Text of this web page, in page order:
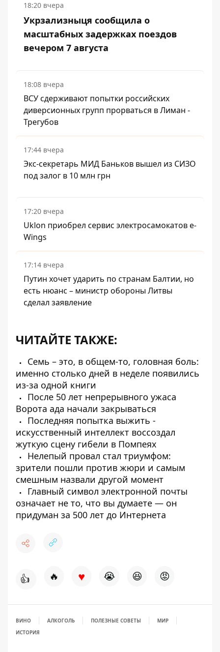
18:20 вчера
Укрзализныця сообщила о
масштабных задержках поездов
вечером 7 августа
18:08 вчера
ВСУ сдерживают попытки российских
диверсионных групп прорваться в Лиман -
Трегубов
17:44 вчера
Экс-секретарь МИД Баньков вышел из СИЗО
под залог в 10 млн грн
17:20 вчера
Uklon приобрел сервис электросамокатов e-
Wings
17:14 вчера
Путин хочет ударить по странам Балтии, но
есть нюанс – министр обороны Литвы
сделал заявление
ЧИТАЙТЕ ТАКЖЕ:
Семь – это, в общем-то, головная боль:
именно столько дней в неделе появились
из-за одной книги
После 50 лет непрерывного ужаса
Ворота ада начали закрываться
Последняя попытка выжить -
искусственный интеллект воссоздал
жуткую сцену гибели в Помпеях
Нелепый провал стал триумфом:
зрители пошли против жюри и самым
смешным назвали другой момент
Главный символ электронной почты
означает не то, что вы думаете — он
придуман за 500 лет до Интернета
👍 🔥 ♥ 😭 😆 😡
ВИНО АЛКОГОЛЬ ПОЛЕЗНЫЕ СОВЕТЫ
МИР
ИСТОРИЯ